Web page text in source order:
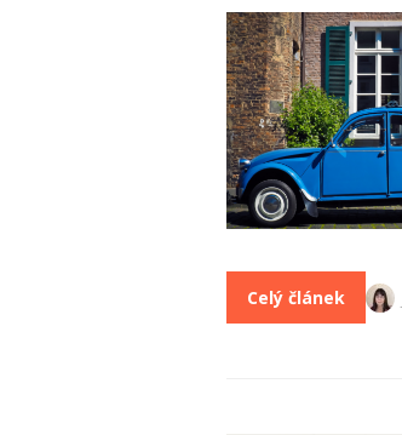
Celý článek